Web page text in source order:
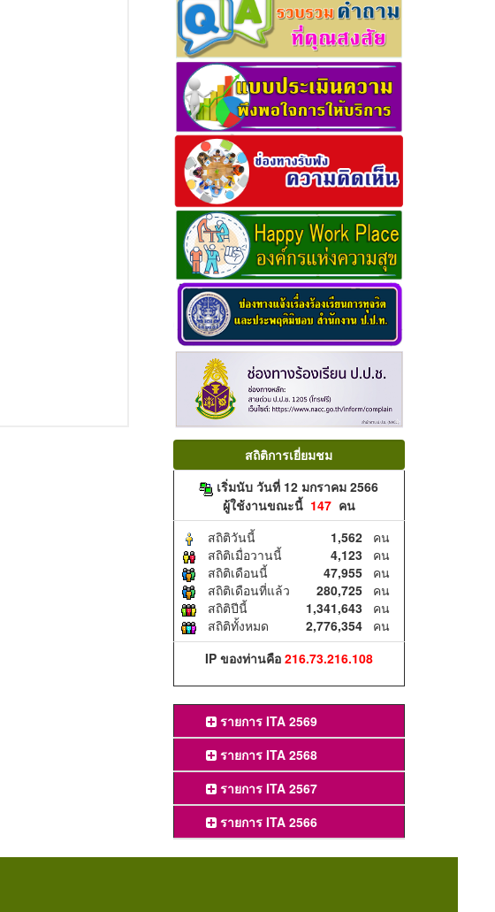
สถิติการเยี่ยมชม
เริ่มนับ วันที่ 12 มกราคม 2566
ผู้ใช้งานขณะนี้ 147คน
สถิติวันนี้
1,562คน
สถิติเมื่อวานนี้
4,123คน
สถิติเดือนนี้
47,955คน
สถิติเดือนที่แล้ว
280,725คน
สถิติปีนี้
1,341,643คน
สถิติทั้งหมด
2,776,354คน
IP ของท่านคือ 216.73.216.108
รายการ ITA 2569
รายการ ITA 2568
รายการ ITA 2567
รายการ ITA 2566